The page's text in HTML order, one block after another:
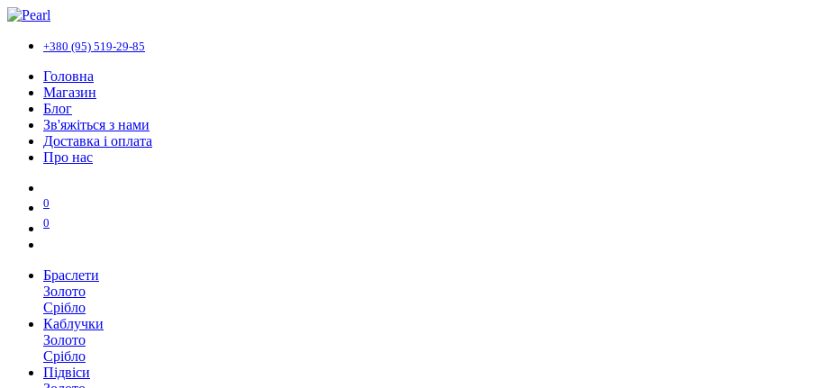
+380 (95) 519-29-85
Головна
Магазин
Блог
Зв'яжіться з нами
Доставка і оплата
Про нас
0
0
Браслети
Золото
Срібло
Каблучки
Золото
Срібло
Підвіси